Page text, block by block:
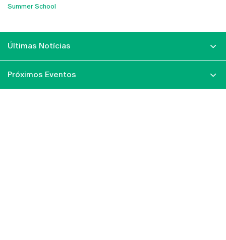
Summer School
Últimas Notícias
Próximos Eventos